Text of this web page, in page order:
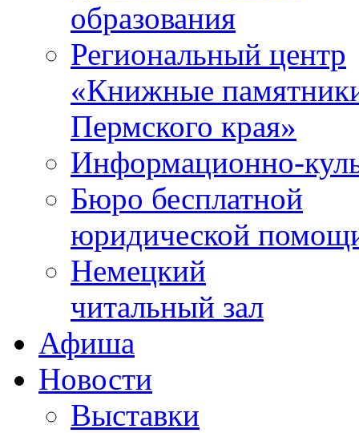
образования
Региональный центр
«Книжные
Пермского края»
Информационно-
Бюро бесплатной
юридической
Немецкий
читальный зал
Афиша
Новости
Выставки